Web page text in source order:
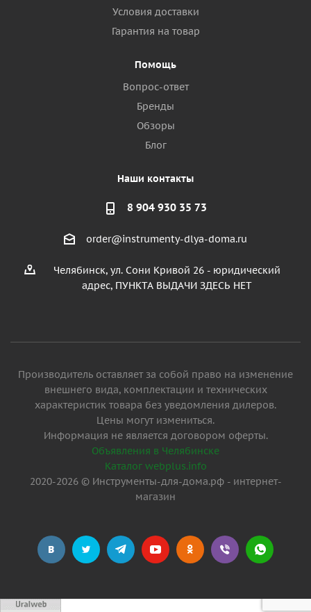
Условия доставки
Гарантия на товар
Помощь
Вопрос-ответ
Бренды
Обзоры
Блог
Наши контакты
8 904 930 35 73
order@instrumenty-dlya-doma.ru
Челябинск, ул. Сони Кривой 26 - юридический
адрес, ПУНКТА ВЫДАЧИ ЗДЕСЬ НЕТ
Производитель оставляет за собой право на изменение
внешнего вида, комплектации и технических
характеристик товара без уведомления дилеров.
Цены могут измениться.
Информация не является договором оферты.
Объявления в Челябинске
Каталог webplus.info
2020-2026 © Инструменты-для-дома.рф - интернет-
магазин